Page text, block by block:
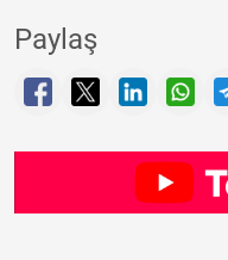
Paylaş